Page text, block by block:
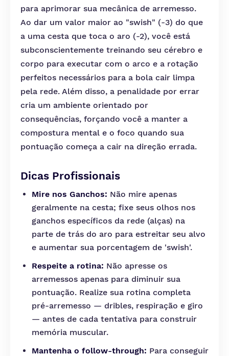
para aprimorar sua mecânica de arremesso.
Ao dar um valor maior ao "swish" (-3) do que
a uma cesta que toca o aro (-2), você está
subconscientemente treinando seu cérebro e
corpo para executar com o arco e a rotação
perfeitos necessários para a bola cair limpa
pela rede. Além disso, a penalidade por errar
cria um ambiente orientado por
consequências, forçando você a manter a
compostura mental e o foco quando sua
pontuação começa a cair na direção errada.
Dicas Profissionais
Mire nos Ganchos: Não mire apenas
geralmente na cesta; fixe seus olhos nos
ganchos específicos da rede (alças) na
parte de trás do aro para estreitar seu alvo
e aumentar sua porcentagem de 'swish'.
Respeite a rotina: Não apresse os
arremessos apenas para diminuir sua
pontuação. Realize sua rotina completa
pré-arremesso — dribles, respiração e giro
— antes de cada tentativa para construir
memória muscular.
Mantenha o follow-through: Para conseguir